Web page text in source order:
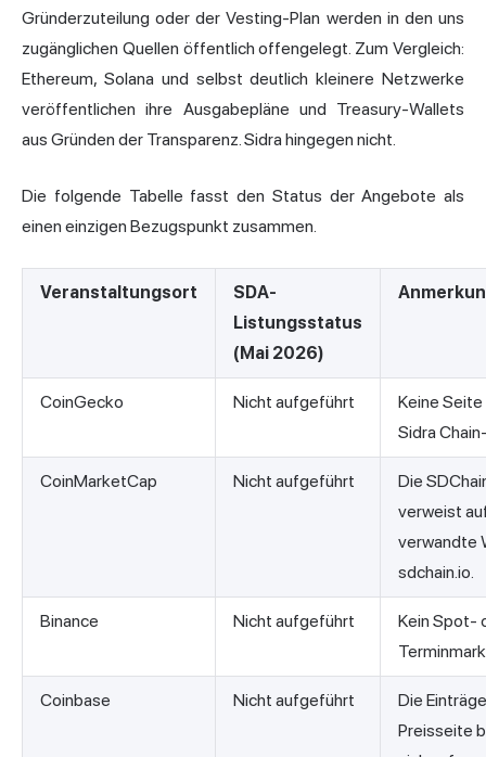
Gründerzuteilung oder der Vesting-Plan werden in den uns
zugänglichen Quellen öffentlich offengelegt. Zum Vergleich:
Ethereum, Solana und selbst deutlich kleinere Netzwerke
veröffentlichen ihre Ausgabepläne und Treasury-Wallets
aus Gründen der Transparenz. Sidra hingegen nicht.
Die folgende Tabelle fasst den Status der Angebote als
einen einzigen Bezugspunkt zusammen.
Veranstaltungsort
SDA-
Listungsstatus
(Mai 2026)
CoinGecko Nicht aufgeführt
Keine
Sidra
CoinMarketCap Nicht aufgeführt
Die
verweist
verwandte
sdchain.io.
Binance Nicht aufgeführt
Kein Spot-
Coinbase Nicht aufgeführt
Die
Preisseite